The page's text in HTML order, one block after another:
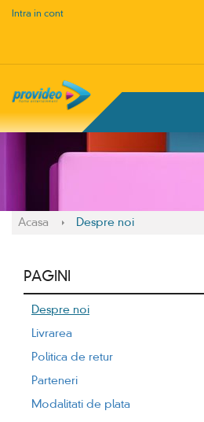
Intra in cont
Acasa Despre noi
PAGINI
Despre noi
Livrarea
Politica de retur
Parteneri
Modalitati de plata